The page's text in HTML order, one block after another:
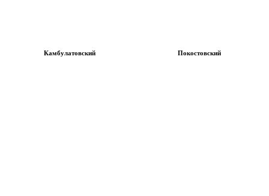
Камбулатовский Покостовский